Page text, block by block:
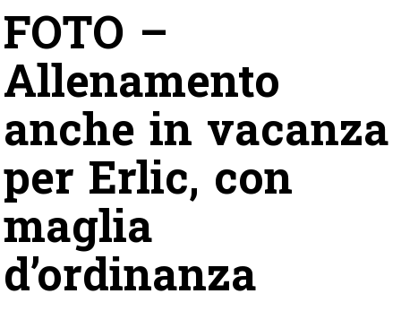
FOTO –
Allenamento
anche in vacanza
per Erlic, con
maglia
d’ordinanza